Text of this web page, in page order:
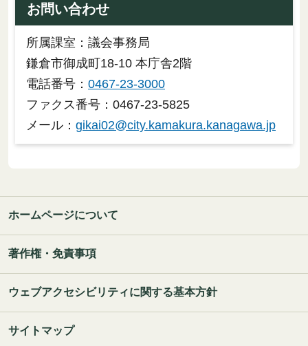
お問い合わせ
所属課室：議会事務局
鎌倉市御成町18-10 本庁舎2階
電話番号： 0467-23-3000
ファクス番号：0467-23-5825
メール： gikai02@city.kamakura.kanagawa.jp
ホームページについて
著作権・免責事項
ウェブアクセシビリティに関する基本方針
サイトマップ